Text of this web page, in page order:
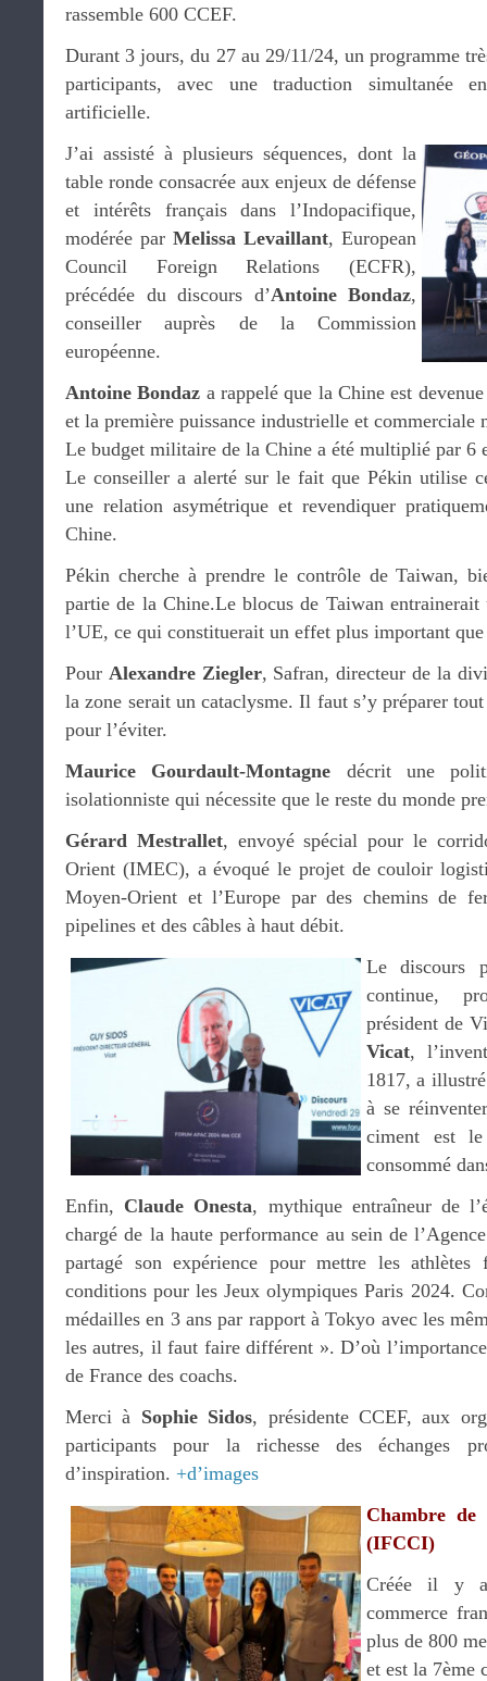
rassemble 600 CCEF.
Durant 3 jours, du 27 au 29/11/24, un programme
participants, avec une traduction simultanée
artificielle.
J’ai assisté à plusieurs séquences, dont la
table ronde consacrée aux enjeux de défense
et intérêts français dans l’Indopacifique,
modérée par Melissa Levaillant, European
Council Foreign Relations (ECFR),
précédée du discours d’Antoine Bondaz,
conseiller auprès de la Commission
européenne.
Antoine Bondaz a rappelé que la Chine est
et la première puissance industrielle et commerciale
Le budget militaire de la Chine a été multiplié par 6
Le conseiller a alerté sur le fait que Pékin utilise
une relation asymétrique et revendiquer
Chine.
Pékin cherche à prendre le contrôle de Taiwan,
partie de la Chine.Le blocus de Taiwan
l’UE, ce qui constituerait un effet plus important
Pour Alexandre Ziegler, Safran, directeur de la
la zone serait un cataclysme. Il faut s’y préparer
pour l’éviter.
Maurice Gourdault-Montagne décrit une
isolationniste qui nécessite que le reste du monde
Gérard Mestrallet, envoyé spécial pour le
Orient (IMEC), a évoqué le projet de couloir
Moyen-Orient et l’Europe par des chemins de
pipelines et des câbles à haut débit.
Le discours
continue,
président de
Vicat,
1817, a
à se
ciment est
consommé
Enfin, Claude Onesta, mythique entraîneur de
chargé de la haute performance au sein de
partagé son expérience pour mettre les athlètes
conditions pour les Jeux olympiques Paris 2024.
médailles en 3 ans par rapport à Tokyo avec les
les autres, il faut faire différent ». D’où
de France des coachs.
Merci à Sophie Sidos, présidente CCEF, aux
participants pour la richesse des échanges
d’inspiration. +d’images
Chambre de
(IFCCI)
Créée il y
commerce
plus de 800
et est la 7ème